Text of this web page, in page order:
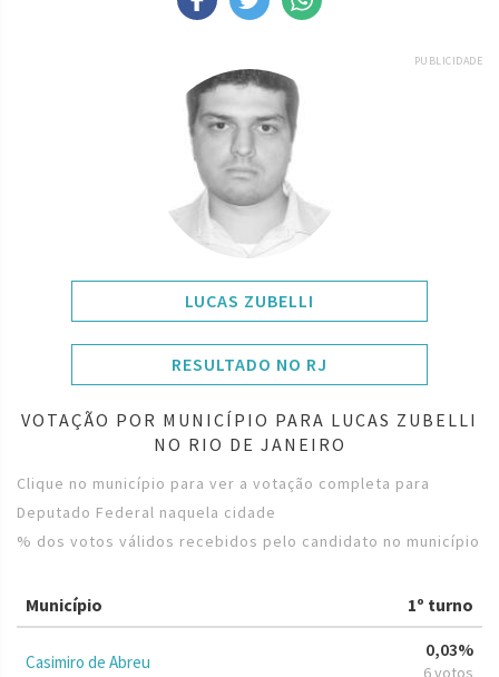
PUBLICIDADE
LUCAS ZUBELLI
RESULTADO NO RJ
VOTAÇÃO POR MUNICÍPIO PARA LUCAS ZUBELLI
NO RIO DE JANEIRO
Clique no município para ver a votação completa para
Deputado Federal naquela cidade
% dos votos válidos recebidos pelo candidato no município
Município 1º turno
Casimiro de Abreu
0,03%
6 votos